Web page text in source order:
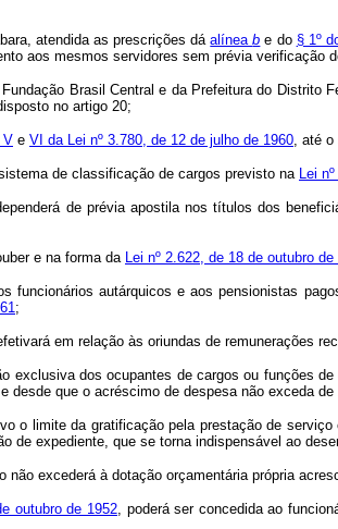
atendida as prescrições dáalíneab e do § 1º
aos mesmos servidores sem prévia verificação
Brasil Central e da Prefeitura do Distrito
no artigo 20;
V e VI da Lei nº 3.780, de 12 de julho de 1960, até o
de classificação de cargos previsto na Lei
de prévia apostila nos títulos dos
e na forma da Lei nº 2.622, de 18 de outubro de
funcionários autárquicos e aos pensionistas
;
em relação às oriundas de remunerações
exclusiva dos ocupantes de cargos ou funções
que o acréscimo de despesa não exceda
o limite da gratificação pela prestação de serviço
de expediente, que se torna indispensável ao
excederá à dotação orçamentária própria
outubro de 1952, poderá ser concedida ao